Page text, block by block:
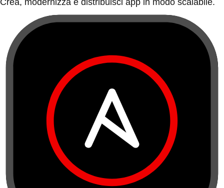
Crea, modernizza e distribuisci app in modo scalabile.